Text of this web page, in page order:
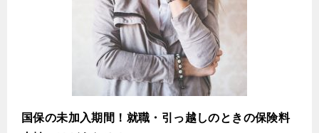
国保の未加入期間！就職・引っ越しのときの保険料